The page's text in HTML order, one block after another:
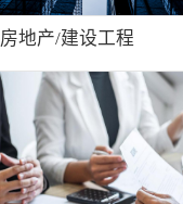
房地产/建设工程